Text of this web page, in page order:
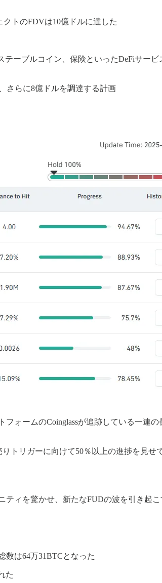
トのFDVは10億ドルに達した
ーブルコイン、保険といったDeFiサービ
さらに8億ドルを調達する計画
ォームのCoinglassが追跡している一連
トリガーに向けて50％以上の進捗を見せ
ィを驚かせ、新たなFUDの波を引き起
数は64万31BTCとなった
た